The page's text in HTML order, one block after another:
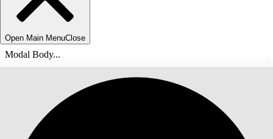
Open Main MenuClose
Modal Body...